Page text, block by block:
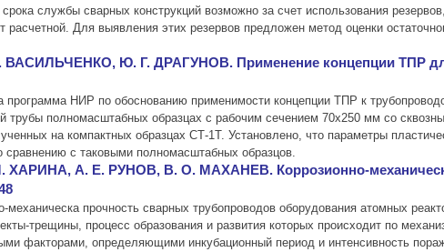
срока службы сварных конструкций возможно за счет использования
расчетной. Для выявления этих резервов предложен метод оценки
Ю. Г. ДРАГУНОВ. Применение концепции ТПР для
программа НИР по обоснованию применимости концепции ТПР к
трубы полномасштабных образцах с рабочим сечением 70х250 мм со
на компактных образцах СТ-1Т. Установлено, что параметры
с таковыми полномасштабных образцов.
А. Е. РУНОВ, В. О. МАХАНЕВ. Коррозионно-
механическа прочность сварных трубопроводов оборудования атомных
трещины, процесс образования и развития которых происходит по
факторами, определяющими инкубационный период и интенсивность